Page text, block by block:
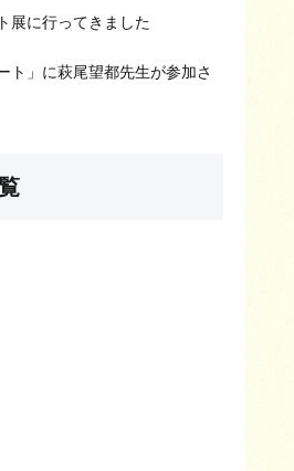
展に行ってきました
ト」に萩尾望都先生が参加さ